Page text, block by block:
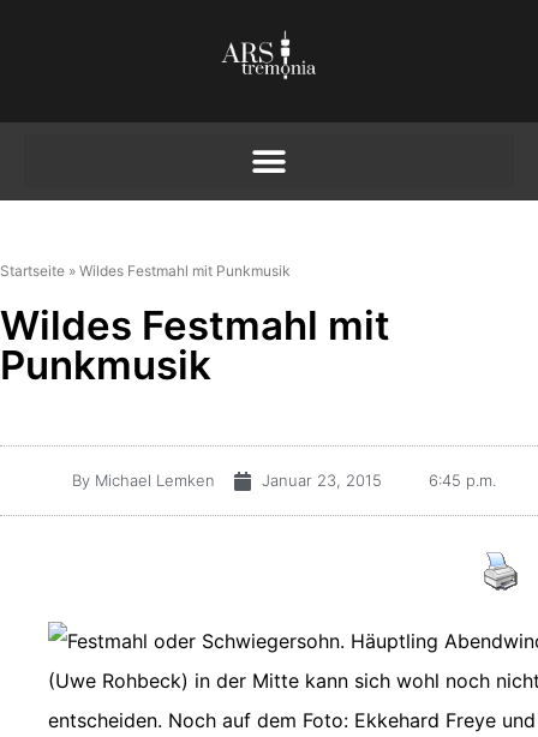
Startseite » Wildes Festmahl mit Punkmusik
Wildes Festmahl mit
Punkmusik
ByMichael Lemken Januar 23, 2015 6:45 p.m.